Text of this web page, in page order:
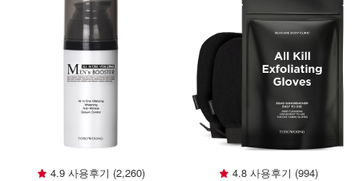
4.9 사용후기 (2,260) 4.8 사용후기 (994)